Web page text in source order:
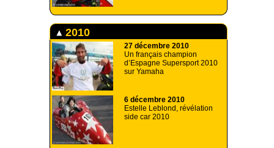
2010
27 décembre 2010
Un français champion
d’Espagne Supersport 2010
sur Yamaha
6 décembre 2010
Estelle Leblond, révélation
side car 2010